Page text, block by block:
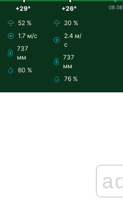
+29°
52 %
1.7 м/с
737
мм
60 %
+26°
20 %
2.4 м/
с
737
мм
76 %
08.08